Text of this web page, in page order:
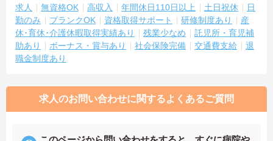
求人
無資格OK 高収入 年間休日110日以上 土日祝休
日
勤のみ
ブランクOK 資格取得サポート 研修制度あり
産
休･育休･介護休暇取得実績あり
残業少なめ
託児所・育児補
助あり
ボーナス・賞与あり 社会保険完備 交通費支給
退
職金制度あり
求人のお問い合わせに関するよくあるご質問